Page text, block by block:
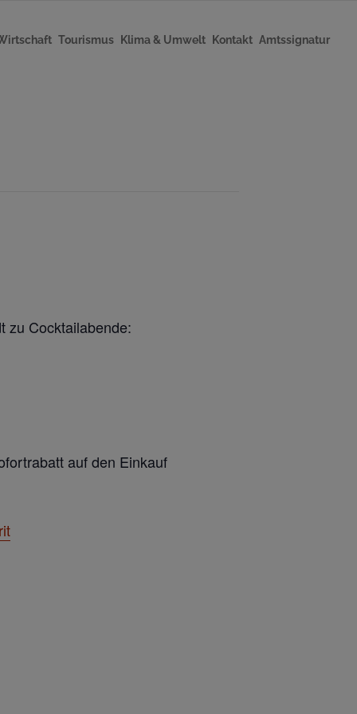
Tourismus Klima & Umwelt Kontakt Amtssignatur
zu Cocktailabende:
auf den Einkauf